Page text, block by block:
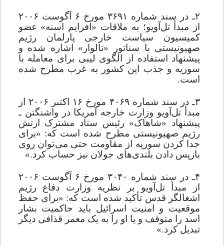
۲ـ در سند شماره ۳۶۹۱ مورخ ۶ آگوست ۲۰۰۶
از مبدأ تل‌آویو؛ به ملاقات «افرایم اسنه» عضو
کمیسیون سیاست خارجی پارلمان رژیم
صهیونیستی با سناتور «تالوار» اشاره شده و
پیشنهاد استفاده از الگوی لیبی برای‌ معامله با
سوریه و جذب این کشور به غرب مطرح شده
است.
۳ـ در سند شماره ۴۰۶۹ مورخ ۱۶ اکتبر ۲۰۰۶ از
مبدأ تل‌آویو وزارت خارجه آمریکا در واشنگتن ـ
پیشنهاد «شاهاک» رئیس ستاد مشترک ارتش
رژیم صهیونیستی مطرح شده است که: «برای
جدا کردن سوریه از مقاومت حتی میتوان روی
بازپس دادن بلندیهای جولان نیز حساب کرد.»
۴ـ در سند شماره ۳۰۴۰ مورخ ۶ آگوست ۲۰۰۶
از مبدأ تل‌آویو بر نظریه وزارت دفاع رژیم
اشغالگر قدس تأکید شده است که: «برای حفظ
موقعیت و امنیت اسرائیل باید حاکمیت بشار
اسد را متوقف و یا او را به یک معمر قذافی دیگر
تبدیل کرد.»